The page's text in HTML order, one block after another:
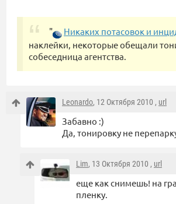
" Никаких потасовок и
наклейки, некоторые обещали
собеседница агентства.
Leonardo, 12 Октября 2010 , url
Забавно :)
Да, тонировку не
Lim, 13 Октября 2010 , url
еще как снимешь! на
пленку.